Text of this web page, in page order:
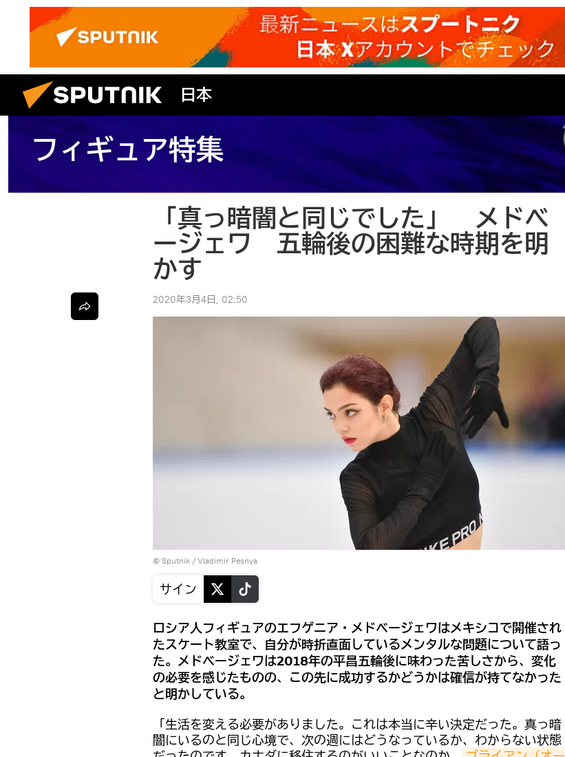
日本
フィギュア特集
「真っ暗闇と同じでした」 メドベ
ージェワ 五輪後の困難な時期を明
かす
2020年3月4日, 02:50
© Sputnik / Vladimir Pesnya
サイン
ロシア人フィギュアのエフゲニア・メドベージェワはメキシコで開催され
たスケート教室で、自分が時折直面しているメンタルな問題について語っ
た。メドベージェワは2018年の平昌五輪後に味わった苦しさから、変化
の必要を感じたものの、この先に成功するかどうかは確信が持てなかった
と明かしている。
「生活を変える必要がありました。これは本当に辛い決定だった。真っ暗
闇にいるのと同じ心境で、次の週にはどうなっているか、わからない状態